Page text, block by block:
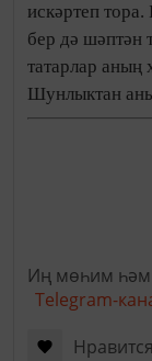
искәртеп
бер дә шәптән
татарлар аның
Шунлыктан
Иң мөһим
Telegram-
Нравится